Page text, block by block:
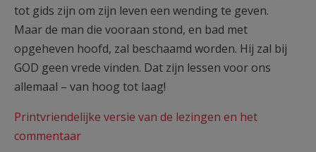
tot gids zijn om zijn leven een wending te geven.
Maar de man die vooraan stond, en bad met
opgeheven hoofd, zal beschaamd worden. Hij zal bij
GOD geen vrede vinden. Dat zijn lessen voor ons
allemaal – van hoog tot laag!
Printvriendelijke versie van de lezingen en het
commentaar